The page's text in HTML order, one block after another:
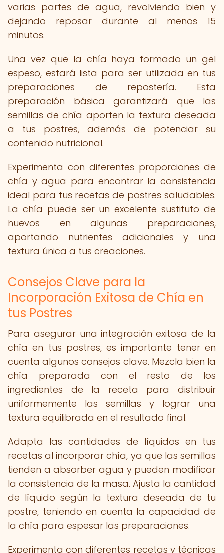
varias partes de agua, revolviendo bien y
dejando reposar durante al menos 15
minutos.
Una vez que la chía haya formado un gel
espeso, estará lista para ser utilizada en tus
preparaciones de repostería. Esta
preparación básica garantizará que las
semillas de chía aporten la textura deseada
a tus postres, además de potenciar su
contenido nutricional.
Experimenta con diferentes proporciones de
chía y agua para encontrar la consistencia
ideal para tus recetas de postres saludables.
La chía puede ser un excelente sustituto de
huevos en algunas preparaciones,
aportando nutrientes adicionales y una
textura única a tus creaciones.
Consejos Clave para la
Incorporación Exitosa de Chía en
tus Postres
Para asegurar una integración exitosa de la
chía en tus postres, es importante tener en
cuenta algunos consejos clave. Mezcla bien la
chía preparada con el resto de los
ingredientes de la receta para distribuir
uniformemente las semillas y lograr una
textura equilibrada en el resultado final.
Adapta las cantidades de líquidos en tus
recetas al incorporar chía, ya que las semillas
tienden a absorber agua y pueden modificar
la consistencia de la masa. Ajusta la cantidad
de líquido según la textura deseada de tu
postre, teniendo en cuenta la capacidad de
la chía para espesar las preparaciones.
Experimenta con diferentes recetas y técnicas